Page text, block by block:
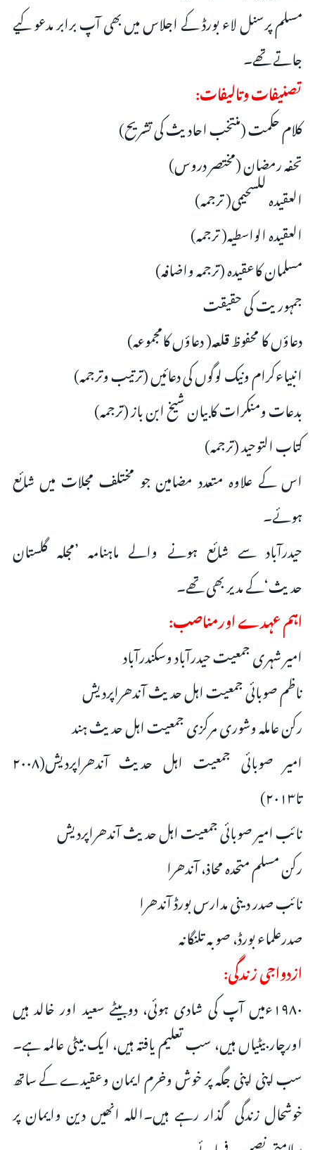
مسلم پرسنل لاء بورڈ کے اجلاس میں بھی آپ برابر مدعو کیے
جاتے تھے۔
تصنیفات وتالیفات:
کلام حکمت (منتخب احادیث کی تشریح)
تحفہ رمضان (مختصر دروس)
العقیدہ للسحیمی( ترجمہ)
العقیدہ الواسطیہ( ترجمہ)
مسلمان کاعقیدہ (ترجمہ واضافہ)
جمہوریت کی حقیقت
دعاؤں کا محفوظ قلعہ( دعاؤں کامجموعہ)
انبیاءکرام ونیک لوگوں کی دعائیں (ترتیب وترجمہ)
بدعات ومنکرات کابیان شیخ ابن باز (ترجمہ)
کتاب التوحید (ترجمہ)
اس کے علاوہ متعدد مضامین جو مختلف مجلات میں شائع
ہوئے۔
حیدرآباد سے شائع ہونے والے ماہنامہ ’مجلہ گلستان
حدیث‘کے مدیر بھی تھے۔
اہم عہدے اورمناصب:
امیر شہری جمعیت حیدرآباد وسکندرآباد
ناظم صوبائی جمعیت اہل حدیث آندھراپردیش
رکن عاملہ وشوری مرکزی جمعیت اہل حدیث ہند
امیر صوبائی جمعیت اہل حدیث آندھراپردیش(۲۰۰۸
تا۲۰۱۳)
نائب امیر صوبائی جمعیت اہل حدیث آندھراپردیش
رکن مسلم متحدہ محاذ، آندھرا
نائب صدر دینی مدارس بورڈ آندھرا
صدرعلماء بورڈ، صوبہ تلنگانہ
ازدواجی زندگی:
۱۹۸۰ءمیں آپ کی شادی ہوئی، دوبیٹے سعید اور خالد ہیں
اورچاربیٹیاں ہیں، سب تعلیم یافتہ ہیں، ایک بیٹی عالمہ ہے۔
سب اپنی اپنی جگہ پر خوش وخرم ایمان وعقیدے کے ساتھ
خوشحال زندگی گذار رہے ہیں۔اللہ انھیں دین وایمان پر